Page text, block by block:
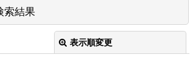
索結果
表示順変更